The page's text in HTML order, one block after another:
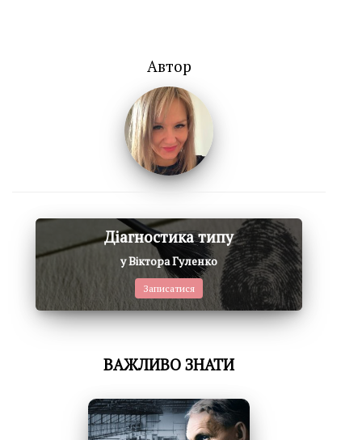
Автор
Діагностика типу
у Віктора Гуленко
Записатися
ВАЖЛИВО ЗНАТИ